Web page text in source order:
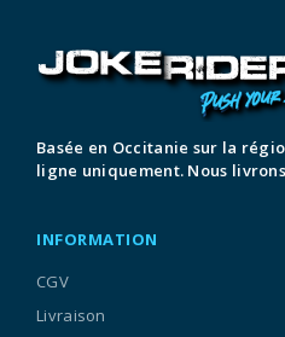
Basée en Occitanie sur la
ligne uniquement. Nous
INFORMATION
CGV
Livraison